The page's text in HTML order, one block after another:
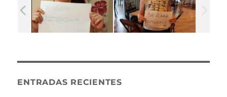
ENTRADAS RECIENTES